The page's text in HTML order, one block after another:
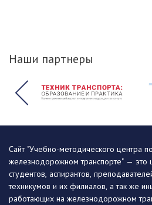
Наши партнеры
Сайт "Учебно-методического центра
железнодорожном транспорте" —
студентов, аспирантов,
техникумов и их филиалов, а так же
работающих на железнодорожном